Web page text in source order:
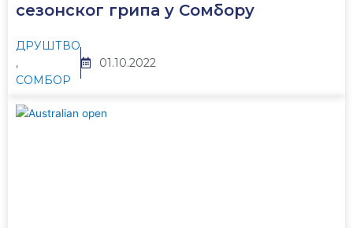
сезонског грипа у Сомбору
ДРУШТВО
,
СОМБОР
01.10.2022